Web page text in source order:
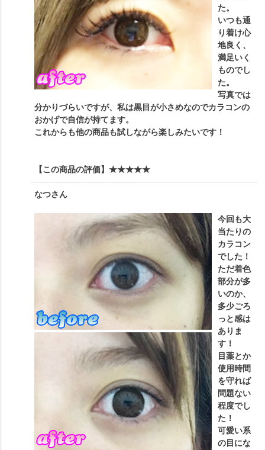
た。
いつも通
り着け心
地良く、
満足いく
ものでし
た。
写真では
分かりづらいですが、私は黒目が小さめなのでカラコンの
おかげで自信が持てます。
これからも他の商品も試しながら楽しみたいです！
【この商品の評価】 ★★★★★
なつさん
今回も大
当たりの
カラコン
でした！
ただ着色
部分が多
いのか、
多少ごろ
っと感は
ありま
す！
目薬とか
使用時間
を守れば
問題ない
程度でし
た！
可愛い系
の目にな